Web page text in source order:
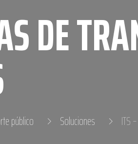
DE
público Soluciones
ITS